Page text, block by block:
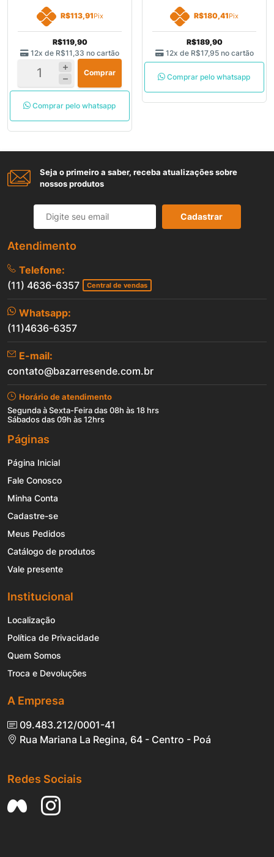
R$113,91Pix
R$119,90
12x de R$11,33 no cartão
Comprar
Comprar pelo whatsapp
R$180,41Pix
R$189,90
12x de R$17,95 no cartão
Comprar pelo whatsapp
Seja o primeiro a saber, receba atualizações sobre
nossos produtos
Cadastrar
Atendimento
Telefone:
(11) 4636-6357
Central de vendas
Whatsapp:
(11)4636-6357
E-mail:
contato@bazarresende.com.br
Horário de atendimento
Segunda à Sexta-Feira das 08h às 18 hrs
Sábados das 09h às 12hrs
Páginas
Página Inicial
Fale Conosco
Minha Conta
Cadastre-se
Meus Pedidos
Catálogo de produtos
Vale presente
Institucional
Localização
Política de Privacidade
Quem Somos
Troca e Devoluções
A Empresa
09.483.212/0001-41
Rua Mariana La Regina, 64 - Centro - Poá
Redes Sociais